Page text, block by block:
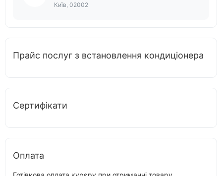
Київ, 02002
Прайс послуг з встановлення кондиціонера
Сертифікати
Оплата